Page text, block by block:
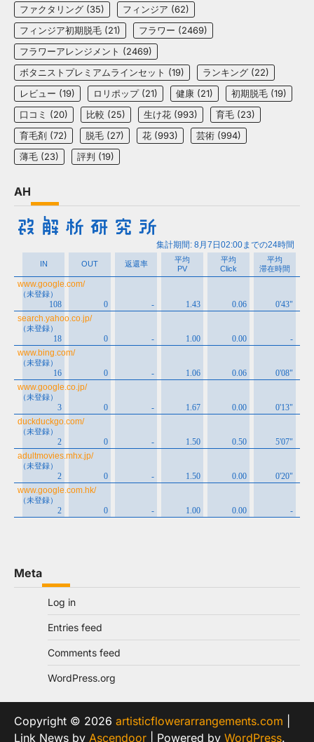
ファクタリング (35) フィンジア (62)
フィンジア初期脱毛 (21) フラワー (2469)
フラワーアレンジメント (2469)
ボタニストプレミアムラインセット (19) ランキング (22)
レビュー (19) ロリポップ(21) 健康 (21) 初期脱毛 (19)
口コミ (20) 比較 (25) 生け花 (993) 育毛 (23)
育毛剤 (72) 脱毛 (27) 花 (993) 芸術 (994)
薄毛 (23) 評判 (19)
AH
Meta
Log in
Entries feed
Comments feed
WordPress.org
Copyright © 2026 artisticflowerarrangements.com
Link News by Ascendoor | Powered by WordPress.